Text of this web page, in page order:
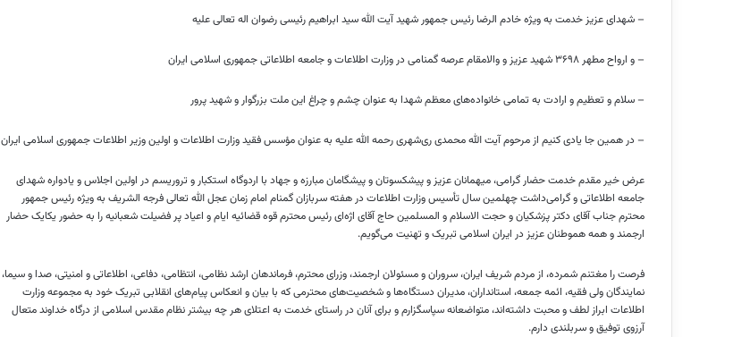
– شهدای عزیز خدمت به ویژه خادم الرضارئیس جمهور شهید آیت الله سید ابراهیم رئیسی رضوان اله تعالی علیه
– و ارواح مطهر ۳۶۹۸ شهید عزیز و والامقام عرصه گمنامی در وزارت اطلاعات و جامعه اطلاعاتی جمهوری اسلامی ایران
– سلام و تعظیم و ارادت به تمامی خانواده‌های معظم شهدا به عنوان چشم و چراغ این ملت بزرگوار و شهیدپرور
– در همین جا یادی کنیم از مرحوم آیت الله محمدی ری‌شهریرحمهالله علیه به عنوان مؤسس فقید وزارت اطلاعات و اولین وزیر اطلاعات جمهوری اسلامی ایران
عرض خیر مقدم خدمت حضار گرامی، میهمانان عزیز و پیشکسوتان و پیشگامان مبارزه و جهاد با اردوگاه استکبار و تروریسم در اولین اجلاس و یادواره شهدای
جامعه اطلاعاتی و گرامی‌داشت چهلمین سال تأسیس وزارت اطلاعات در هفته سربازان گمنام امام زمان عجل الله تعالی فرجه الشریف به ویژه رئیس جمهور
محترم جناب آقای دکتر پزشکیان و حجت الاسلام و المسلمین حاج آقای اژه‌ای رئیس محترم قوه قضائیه ایام و اعیاد پر فضیلت شعبانیه را به حضور یکایک حضار
ارجمند و همه هموطنان عزیز در ایران اسلامی تبریک و تهنیت می‌گویم.
فرصت را مغتنم شمرده، از مردم شریف ایران، سروران و مسئولان ارجمند، وزرای محترم، فرماندهان ارشد نظامی، انتظامی، دفاعی، اطلاعاتی و امنیتی، صدا و سیما،
نمایندگان ولی فقیه، ائمه جمعه، استانداران، مدیران دستگاه‌ها و شخصیت‌های محترمی که با بیان و انعکاس پیام‌های انقلابی تبریک خود به مجموعه وزارت
اطلاعات ابراز لطف و محبت داشته‌اند، متواضعانه سپاسگزارم و برای آنان در راستای خدمت به اعتلای هر چه بیشتر نظام مقدس اسلامی از درگاه خداوند متعال
آرزوی توفیق و سربلندی دارم.